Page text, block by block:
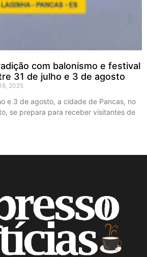
com balonismo e festival
31 de julho e 3 de agosto
2025
e 3 de agosto, a cidade de Pancas, no
se prepara para receber visitantes de